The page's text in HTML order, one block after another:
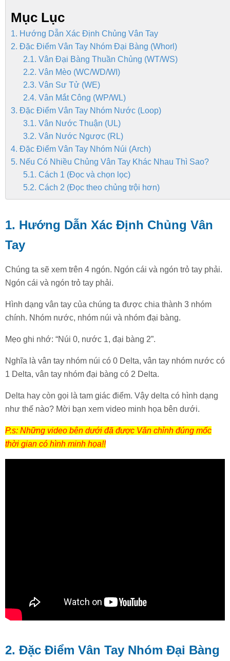
Mục Lục
1. Hướng Dẫn Xác Định Chủng Vân Tay
2. Đặc Điểm Vân Tay Nhóm Đại Bàng (Whorl)
2.1. Vân Đại Bàng Thuần Chủng (WT/WS)
2.2. Vân Mèo (WC/WD/WI)
2.3. Vân Sư Tử (WE)
2.4. Vân Mắt Công (WP/WL)
3. Đặc Điểm Vân Tay Nhóm Nước (Loop)
3.1. Vân Nước Thuận (UL)
3.2. Vân Nước Ngược (RL)
4. Đặc Điểm Vân Tay Nhóm Núi (Arch)
5. Nếu Có Nhiều Chủng Vân Tay Khác Nhau Thì Sao?
5.1. Cách 1 (Đọc và chọn lọc)
5.2. Cách 2 (Đọc theo chủng trội hơn)
1. Hướng Dẫn Xác Định Chủng Vân
Tay
Chúng ta sẽ xem trên 4 ngón. Ngón cái và ngón trỏ tay phải.
Ngón cái và ngón trỏ tay phải.
Hình dạng vân tay của chúng ta được chia thành 3 nhóm
chính. Nhóm nước, nhóm núi và nhóm đại bàng.
Mẹo ghi nhớ: “Núi 0, nước 1, đại bàng 2”.
Nghĩa là vân tay nhóm núi có 0 Delta, vân tay nhóm nước có
1 Delta, vân tay nhóm đại bàng có 2 Delta.
Delta hay còn gọi là tam giác điểm. Vậy delta có hình dạng
như thế nào? Mời bạn xem video minh họa bên dưới.
P.s: Những video bên dưới đã được Văn chỉnh đúng mốc
thời gian có hình minh họa!!
2. Đặc Điểm Vân Tay Nhóm Đại Bàng